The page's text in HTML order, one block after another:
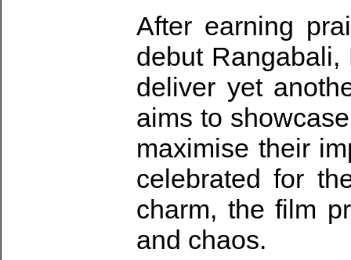
After earning
debut
deliver yet
aims to
maximise their
celebrated for
charm, the film
and chaos.